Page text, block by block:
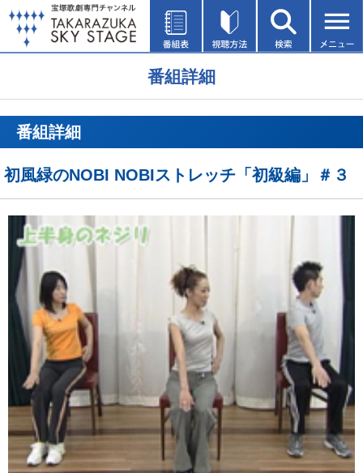
番組詳細
番組詳細
初風緑のNOBI NOBIストレッチ「初級編」＃３